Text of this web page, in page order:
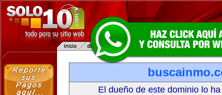
El dueño de este dominio lo